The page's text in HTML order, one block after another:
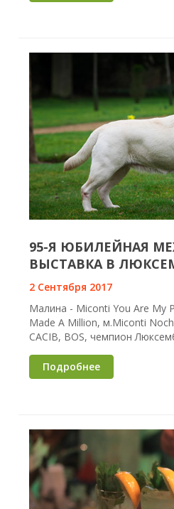
95-Я ЮБИЛЕЙНАЯ
ВЫСТАВКА В
2 Сентября 2017
Малина - Miconti You Are My
Made A Million, м.Miconti
CACIB, BOS, чемпион
Подробнее